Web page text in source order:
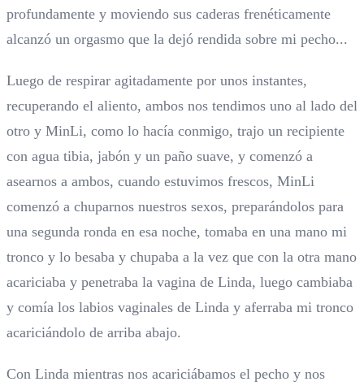
profundamente y moviendo sus caderas frenéticamente
alcanzó un orgasmo que la dejó rendida sobre mi pecho...
Luego de respirar agitadamente por unos instantes,
recuperando el aliento, ambos nos tendimos uno al lado del
otro y MinLi, como lo hacía conmigo, trajo un recipiente
con agua tibia, jabón y un paño suave, y comenzó a
asearnos a ambos, cuando estuvimos frescos, MinLi
comenzó a chuparnos nuestros sexos, preparándolos para
una segunda ronda en esa noche, tomaba en una mano mi
tronco y lo besaba y chupaba a la vez que con la otra mano
acariciaba y penetraba la vagina de Linda, luego cambiaba
y comía los labios vaginales de Linda y aferraba mi tronco
acariciándolo de arriba abajo.
Con Linda mientras nos acariciábamos el pecho y nos